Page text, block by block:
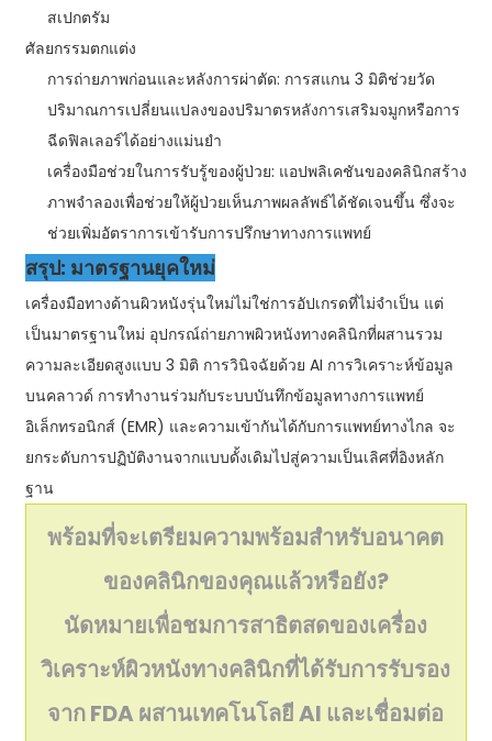
สเปกตรัม
ศัลยกรรมตกแต่ง
การถ่ายภาพก่อนและหลังการผ่าตัด: การสแกน 3 มิติช่วยวัด
ปริมาณการเปลี่ยนแปลงของปริมาตรหลังการเสริมจมูกหรือการ
ฉีดฟิลเลอร์ได้อย่างแม่นยำ
เครื่องมือช่วยในการรับรู้ของผู้ป่วย: แอปพลิเคชันของคลินิกสร้าง
ภาพจำลองเพื่อช่วยให้ผู้ป่วยเห็นภาพผลลัพธ์ได้ชัดเจนขึ้น ซึ่งจะ
ช่วยเพิ่มอัตราการเข้ารับการปรึกษาทางการแพทย์
สรุป: มาตรฐานยุคใหม่
เครื่องมือทางด้านผิวหนังรุ่นใหม่ไม่ใช่การอัปเกรดที่ไม่จำเป็น แต่
เป็นมาตรฐานใหม่ อุปกรณ์ถ่ายภาพผิวหนังทางคลินิกที่ผสานรวม
ความละเอียดสูงแบบ 3 มิติ การวินิจฉัยด้วย AI การวิเคราะห์ข้อมูล
บนคลาวด์ การทำงานร่วมกับระบบบันทึกข้อมูลทางการแพทย์
อิเล็กทรอนิกส์ (EMR) และความเข้ากันได้กับการแพทย์ทางไกล จะ
ยกระดับการปฏิบัติงานจากแบบดั้งเดิมไปสู่ความเป็นเลิศที่อิงหลัก
ฐาน
พร้อมที่จะเตรียมความพร้อมสำหรับอนาคต
ของคลินิกของคุณแล้วหรือยัง?
นัดหมายเพื่อชมการสาธิตสดของเครื่อง
วิเคราะห์ผิวหนังทางคลินิกที่ได้รับการรับรอง
จาก FDA ผสานเทคโนโลยี AI และเชื่อมต่อ